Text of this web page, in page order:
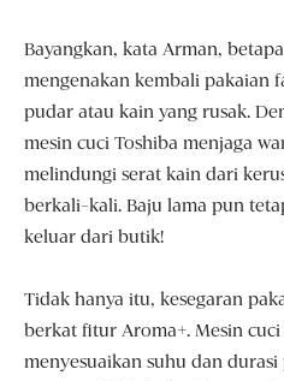
Bayangkan, kata Arman,
mengenakan kembali pakaian
pudar atau kain yang rusak.
mesin cuci Toshiba menjaga
melindungi serat kain dari
berkali-kali. Baju lama pun
keluar dari butik!
Tidak hanya itu, kesegaran
berkat fitur Aroma+. Mesin
menyesuaikan suhu dan